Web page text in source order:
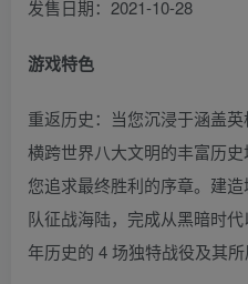
发售日期：2021-10-28
游戏特色
重返历史：当您沉浸于涵盖
横跨世界八大文明的丰富历
您追求最终胜利的序章。建
队征战海陆，完成从黑暗时
年历史的 4 场独特战役及其所